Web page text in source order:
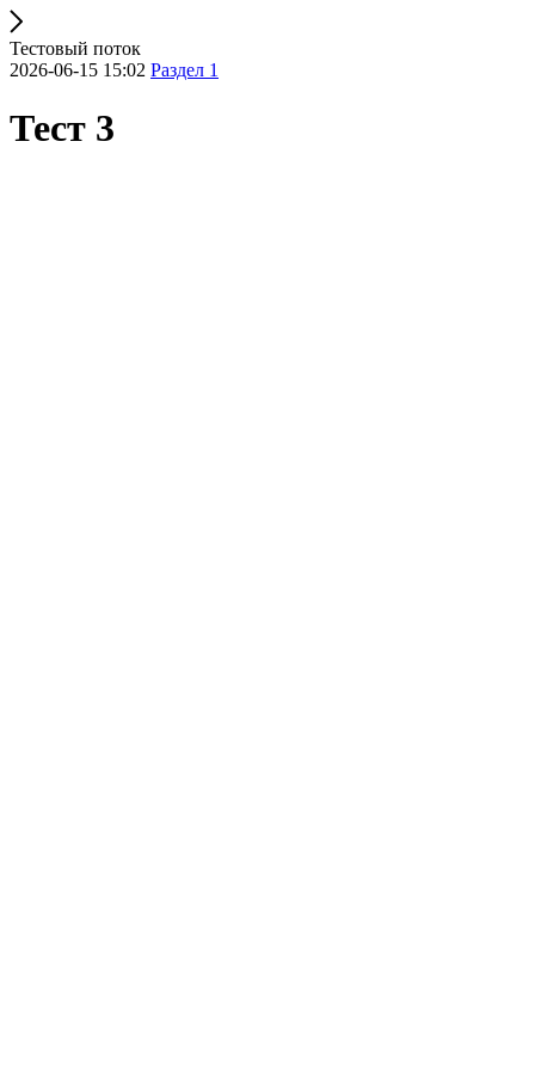
Тестовый поток
2026-06-15 15:02 Раздел 1
Тест 3